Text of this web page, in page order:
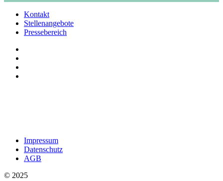
Kontakt
Stellenangebote
Pressebereich
Impressum
Datenschutz
AGB
© 2025